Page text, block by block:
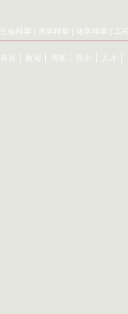
生命科学 医学科学 化学科学 工
首页 新闻 博客 院士 人才